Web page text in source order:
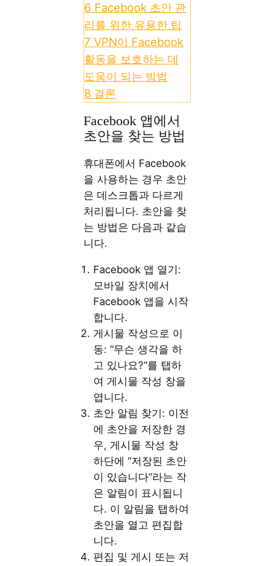
6 Facebook 초안 관
리를 위한 유용한 팁
7 VPN이 Facebook
활동을 보호하는 데
도움이 되는 방법
8 결론
Facebook 앱에서
초안을 찾는 방법
휴대폰에서 Facebook
을 사용하는 경우 초안
은 데스크톱과 다르게
처리됩니다. 초안을 찾
는 방법은 다음과 같습
니다.
Facebook 앱 열기:
모바일 장치에서
Facebook 앱을 시작
합니다.
게시물 작성으로 이
동: “무슨 생각을 하
고 있나요?”를 탭하
여 게시물 작성 창을
엽니다.
초안 알림 찾기: 이전
에 초안을 저장한 경
우, 게시물 작성 창
하단에 “저장된 초안
이 있습니다”라는 작
은 알림이 표시됩니
다. 이 알림을 탭하여
초안을 열고 편집합
니다.
편집 및 게시 또는 저